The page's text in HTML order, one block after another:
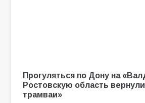
Прогуляться по Дону на
Ростовскую область
трамваи»